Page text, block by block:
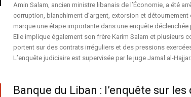
Amin Salam, ancien ministre libanais de l’Économie, a été
corruption, blanchiment d’argent, extorsion et
marque une étape importante dans une enquête
Elle implique également son frère Karim Salam et plusieurs
portent sur des contrats irréguliers et des pressions
L’enquête judiciaire est supervisée par le juge Jamal al-Hajjar.
Banque du Liban : l’enquête sur